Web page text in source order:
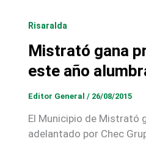
Risaralda
Mistrató gana
este año
Editor General / 26/08/2015
El Municipio de Mistrató
adelantado por Chec